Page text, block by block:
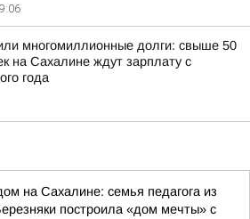
многомиллионные долги: свыше 50
на Сахалине ждут зарплату с
года
на Сахалине: семья педагога из
построила «дом мечты» с